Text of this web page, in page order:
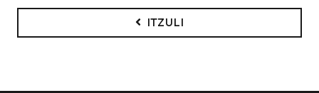
ITZULI